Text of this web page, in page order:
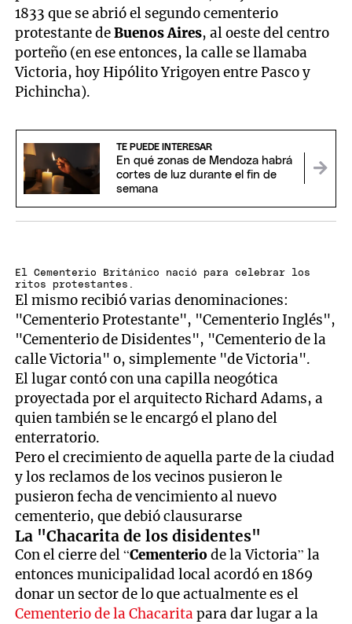
1833 que se abrió el segundo cementerio
protestante deBuenos Aires, al oeste del centro
porteño (en ese entonces, la calle se llamaba
Victoria, hoy Hipólito Yrigoyen entre Pasco y
Pichincha).
TE PUEDE INTERESAR
En qué zonas de Mendoza habrá
cortes de luz durante el fin de
semana
El Cementerio Británico nació para celebrar los
ritos protestantes.
El mismo recibió varias denominaciones:
"Cementerio Protestante", "Cementerio Inglés",
"Cementerio de Disidentes", "Cementerio de la
calle Victoria" o, simplemente "de Victoria".
El lugar contó con una capilla neogótica
proyectada por el arquitecto Richard Adams, a
quien también se le encargó el plano del
enterratorio.
Pero el crecimiento de aquella parte de la ciudad
y los reclamos de los vecinos pusieron le
pusieron fecha de vencimiento al nuevo
cementerio, que debió clausurarse
La "Chacarita de los disidentes"
Con el cierre del “Cementeriode la Victoria” la
entonces municipalidad local acordó en 1869
donar un sector de lo que actualmente es el
Cementerio de la Chacarita para dar lugar a la